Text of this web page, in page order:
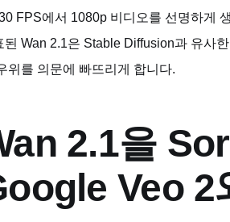
FPS에서 1080p 비디오를 선명하게
된 Wan 2.1은 Stable Diffusion과 유사
위를 의문에 빠뜨리게 합니다.
2.1을
Veo 2